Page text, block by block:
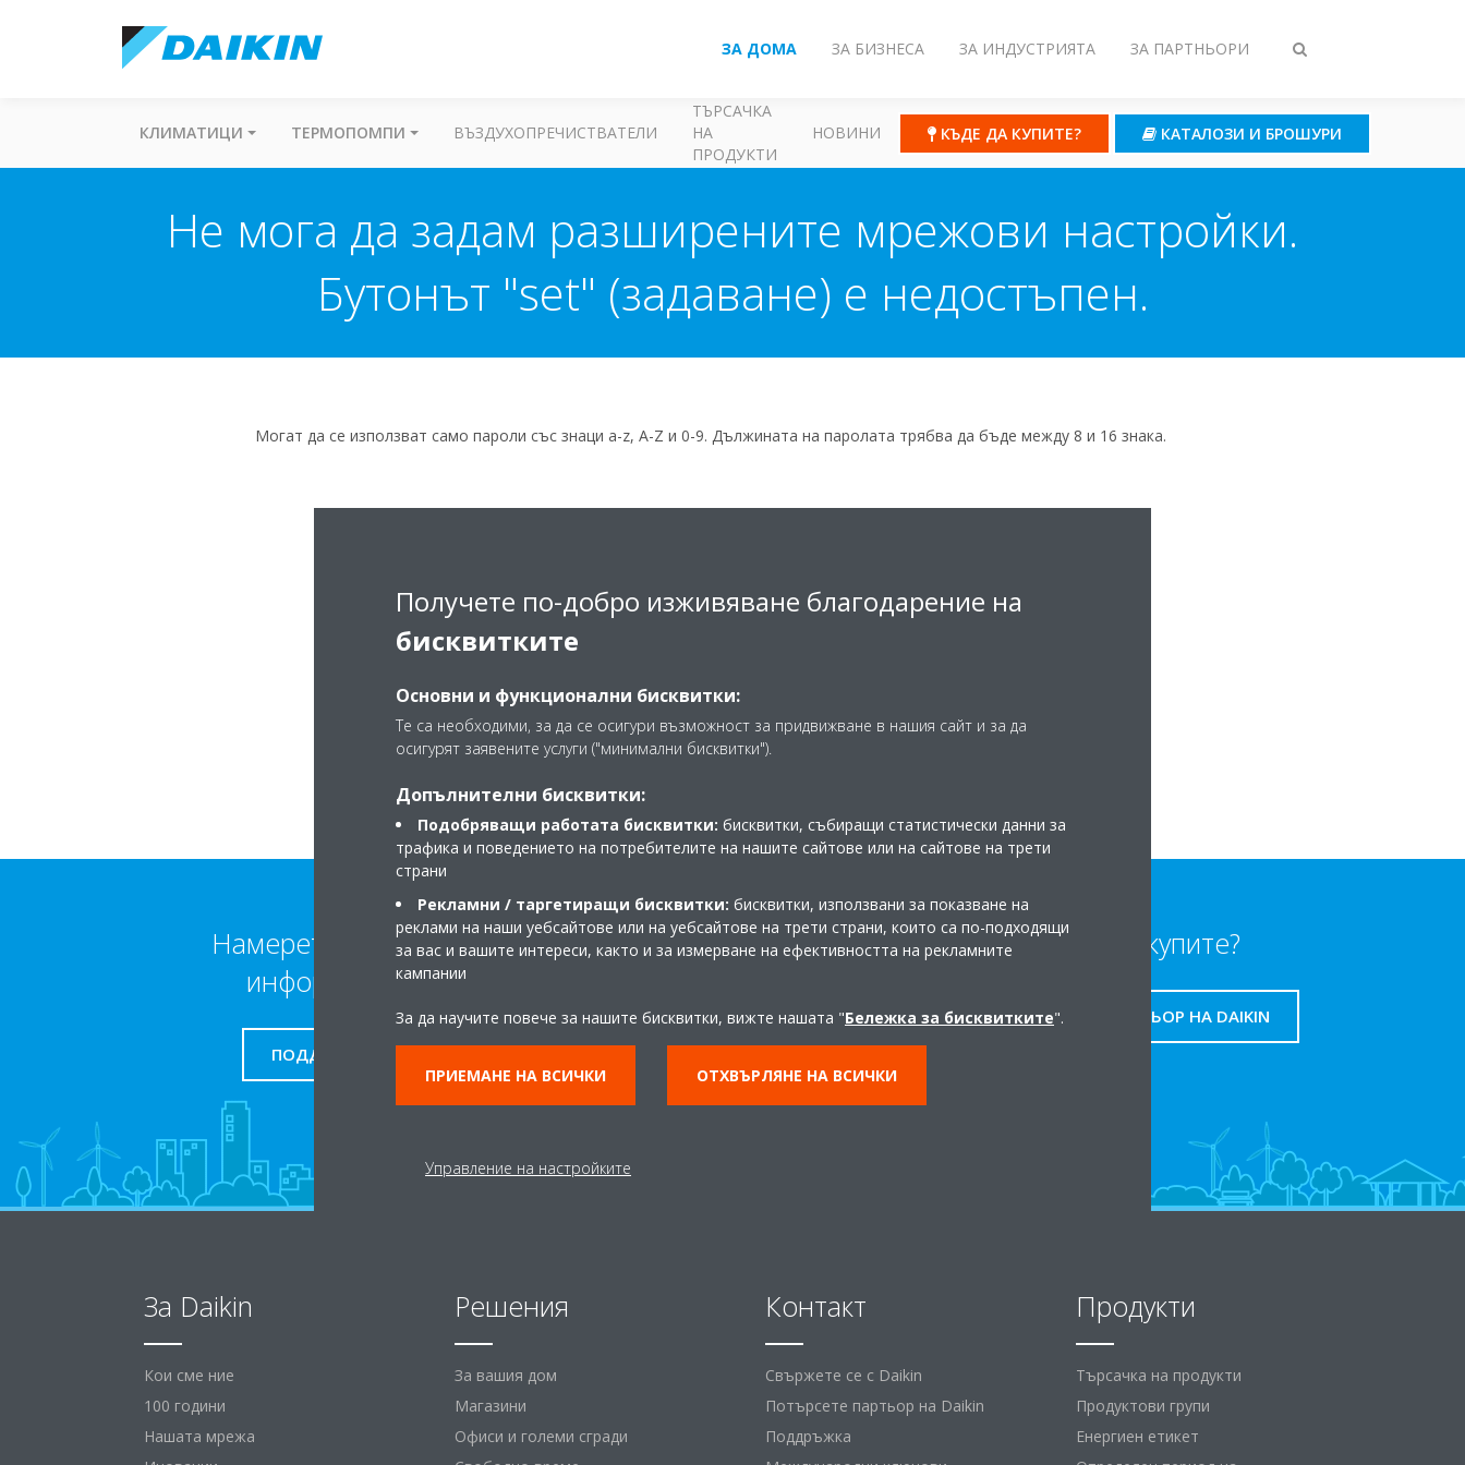
Toggle
ЗА ДОМА ЗА БИЗНЕСА ЗА ИНДУСТРИЯТА ЗА ПАРТНЬОРИ
КЛИМАТИЦИ ТЕРМОПОМПИ ВЪЗДУХОПРЕЧИСТВАТЕЛИ
ТЪРСАЧКА
НА
ПРОДУКТИ
НОВИНИ КЪДЕ ДА КУПИТЕ? КАТАЛОЗИ И БРОШУРИ
Не мога да задам разширените мрежови настройки.
Бутонът "set" (задаване) е недостъпен.
Могат да се използват само пароли със знаци a-z, A-Z и 0-9. Дължината на паролата трябва да бъде между 8 и 16 знака.
Намерете повече
информация
ПОДДРЪЖКА
Разгледайте нашия Virtual
Къде да купите?
НАМЕРЕТЕ ПАРТНЬОР НА DAIKIN
За Daikin
Кои сме ние
100 години
Нашата мрежа
Решения
За вашия дом
Магазини
Офиси и големи сгради
Контакт
Свържете се с Daikin
Потърсете партьор на Daikin
Поддръжка
Продукти
Търсачка на продукти
Продуктови групи
Енергиен етикет
Получете по-добро изживяване благодарение на
бисквитките
Основни и функционални бисквитки:
Те са необходими, за да се осигури възможност за придвижване в нашия сайт и за да
осигурят заявените услуги ("минимални бисквитки").
Допълнителни бисквитки:
Подобряващи работата бисквитки: бисквитки, събиращи статистически данни за
трафика и поведението на потребителите на нашите сайтове или на сайтове на трети
страни
Рекламни / таргетиращи бисквитки: бисквитки, използвани за показване на
реклами на наши уебсайтове или на уебсайтове на трети страни, които са по-подходящи
за вас и вашите интереси, както и за измерване на ефективността на рекламните
кампании
За да научите повече за нашите бисквитки, вижте нашата "Бележка за бисквитките".
ПРИЕМАНЕ НА ВСИЧКИ ОТХВЪРЛЯНЕ НА ВСИЧКИ
Управление на настройките